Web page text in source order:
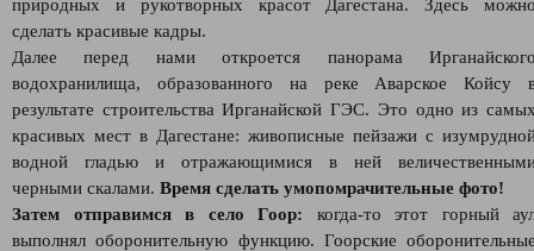
природных и рукотворных красот Дагестана. Здесь
сделать красивые кадры.
Далее перед нами откроется панорама
водохранилища, образованного на реке Аварское Койсу
результате строительства Ирганайской ГЭС. Это одно из
красивых мест в Дагестане: живописные пейзажи с
водной гладью и отражающимися в ней
черными скалами. Время сделать умопомрачительные фото!
Затем отправимся в село Гоор: когда-то этот горный
выполнял оборонительную функцию. Гоорские